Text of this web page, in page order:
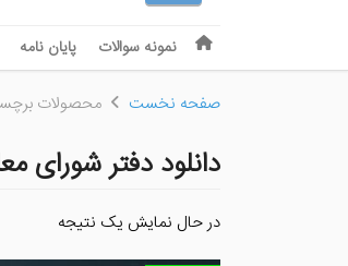
Menu
Skip to content
نمونه سوالات پایان نامه
صفحه نخست محصولات
دانلود دفتر شورای
در حال نمایش یک نتیجه